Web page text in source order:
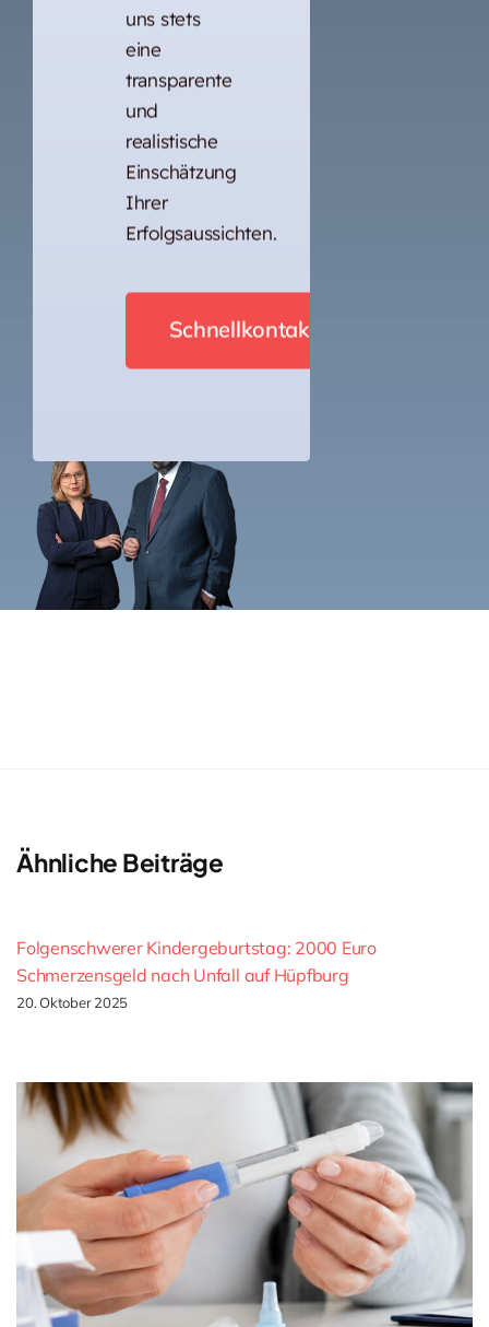
uns stets
eine
transparente
und
realistische
Einschätzung
Ihrer
Erfolgsaussichten.
Schnellkontakt
Ähnliche Beiträge
Folgenschwerer Kindergeburtstag: 2000 Euro
Schmerzensgeld nach Unfall auf Hüpfburg
20. Oktober 2025